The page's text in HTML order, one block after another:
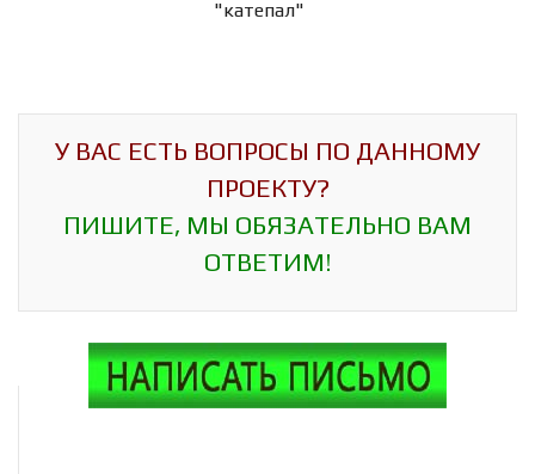
"катепал"
У ВАС ЕСТЬ ВОПРОСЫ ПО ДАННОМУ
ПРОЕКТУ?
ПИШИТЕ, МЫ ОБЯЗАТЕЛЬНО ВАМ
ОТВЕТИМ!